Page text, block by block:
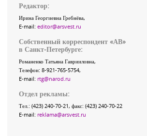
Редактор:
Ирина Георгиевна Гребнёва,
E-mail: editor@arsvest.ru
Собственный корреспондент «АВ»
в Санкт-Петербурге:
Романенко Татьяна Гаврииловна,
Телефон: 8-921-765-5754,
E-mail: rtg@narod.ru
Отдел рекламы:
Тел.: (423) 240-70-21, факс: (423) 240-70-22
E-mail: reklama@arsvest.ru